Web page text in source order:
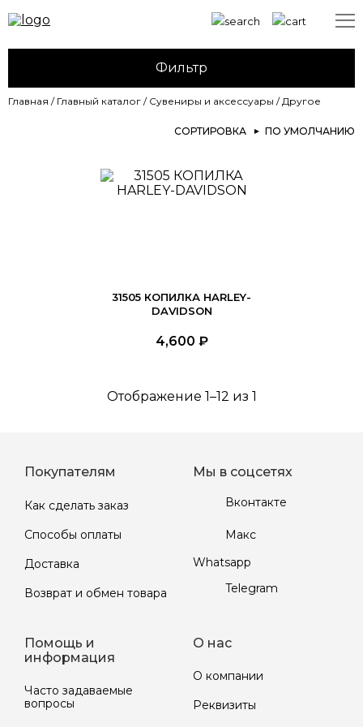
Фильтр
Главная / Главный каталог / Сувениры и аксессуары /Другое
СОРТИРОВКА ПО УМОЛЧАНИЮ
31505 КОПИЛКА HARLEY-
DAVIDSON
4,600 ₽
Отображение 1–12 из 1
Покупателям
Как сделать заказ
Способы оплаты
Доставка
Возврат и обмен товара
Мы в соцсетях
Вконтакте
Макс
Whatsapp
Telegram
Помощь и
информация
Часто задаваемые
вопросы
О нас
О компании
Реквизиты